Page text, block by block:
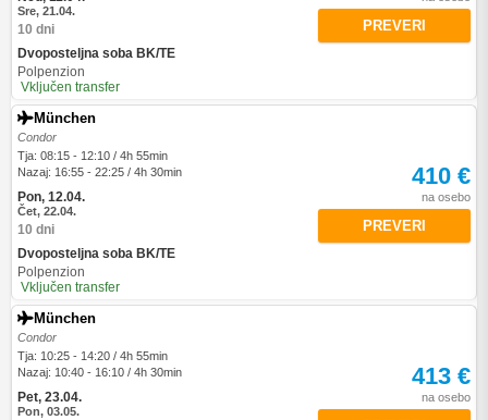
Sre, 21.04.
10 dni
Dvoposteljna soba BK/TE
Polpenzion
Vključen transfer
PREVERI
München
Condor
Tja: 08:15 - 12:10 / 4h 55min
Nazaj: 16:55 - 22:25 / 4h 30min
Pon, 12.04.
Čet, 22.04.
10 dni
Dvoposteljna soba BK/TE
Polpenzion
Vključen transfer
410 €
na osebo
PREVERI
München
Condor
Tja: 10:25 - 14:20 / 4h 55min
Nazaj: 10:40 - 16:10 / 4h 30min
Pet, 23.04.
Pon, 03.05.
413 €
na osebo